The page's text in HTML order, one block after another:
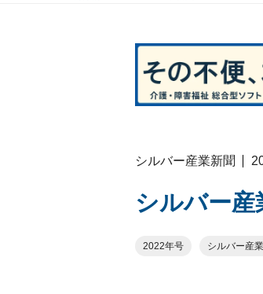
シルバー産業新聞
シルバー
2022年号 シルバー産